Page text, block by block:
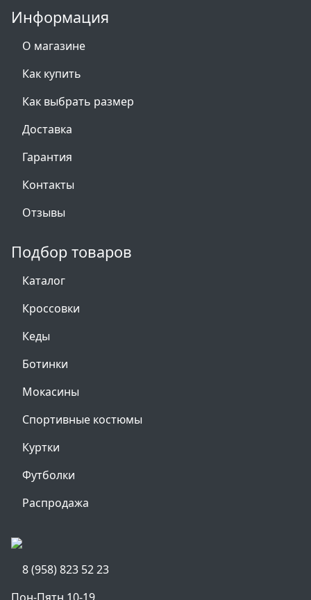
Информация
О магазине
Как купить
Как выбрать размер
Доставка
Гарантия
Контакты
Отзывы
Подбор товаров
Каталог
Кроссовки
Кеды
Ботинки
Мокасины
Спортивные костюмы
Куртки
Футболки
Распродажа
8 (958) 823 52 23